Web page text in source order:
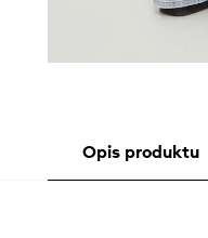
Opis produktu